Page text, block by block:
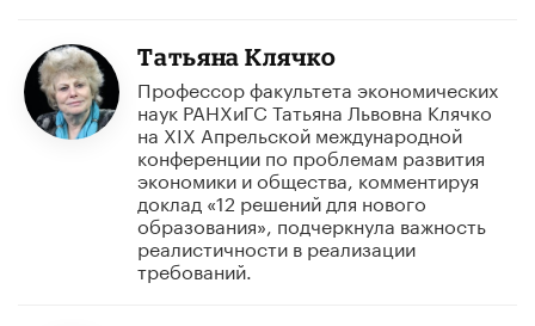
Татьяна Клячко
Профессор факультета экономических
наук РАНХиГС Татьяна Львовна Клячко
на XIX Апрельской международной
конференции по проблемам развития
экономики и общества, комментируя
доклад «12 решений для нового
образования», подчеркнула важность
реалистичности в реализации
требований.